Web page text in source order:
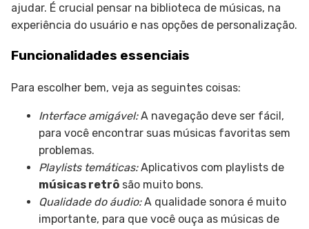
ajudar. É crucial pensar na biblioteca de músicas, na
experiência do usuário e nas opções de personalização.
Funcionalidades essenciais
Para escolher bem, veja as seguintes coisas:
Interface amigável:A navegação deve ser fácil,
para você encontrar suas músicas favoritas sem
problemas.
Playlists temáticas:Aplicativos com playlists de
músicas retrô são muito bons.
Qualidade do áudio:A qualidade sonora é muito
importante, para que você ouça as músicas de